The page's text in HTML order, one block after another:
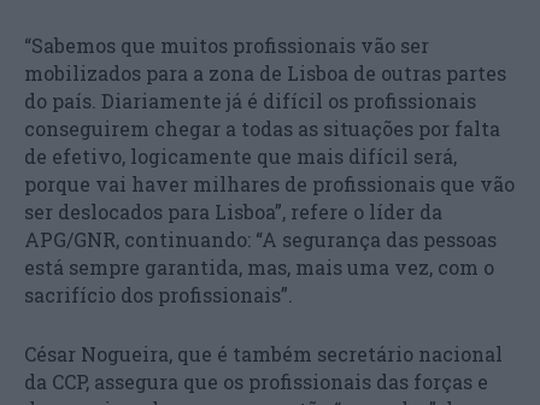
“Sabemos que muitos profissionais vão ser
mobilizados para a zona de Lisboa de outras partes
do país. Diariamente já é difícil os profissionais
conseguirem chegar a todas as situações por falta
de efetivo, logicamente que mais difícil será,
porque vai haver milhares de profissionais que vão
ser deslocados para Lisboa”, refere o líder da
APG/GNR, continuando: “A segurança das pessoas
está sempre garantida, mas, mais uma vez, com o
sacrifício dos profissionais”.
César Nogueira, que é também secretário nacional
da CCP, assegura que os profissionais das forças e